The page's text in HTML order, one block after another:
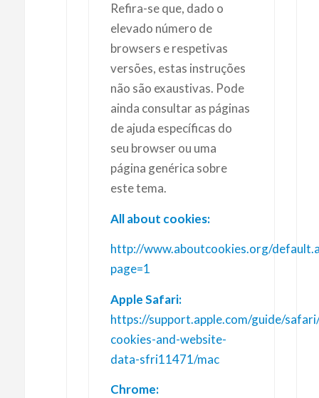
Refira-se que, dado o
elevado número de
browsers e respetivas
versões, estas instruções
não são exaustivas. Pode
ainda consultar as páginas
de ajuda específicas do
seu browser ou uma
página genérica sobre
este tema.
All about cookies:
http://www.aboutcookies.org/
page=1
Apple Safari:
https://support.apple.com/guide/
cookies-and-website-
data-sfri11471/mac
Chrome: